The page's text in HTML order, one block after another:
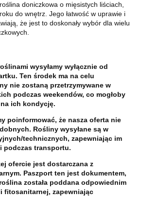
doniczkowa o mięsistych liściach,
do wnętrz. Jego łatwość w uprawie i
że jest to doskonały wybór dla wielu
wysyłamy wyłącznie od
Ten środek ma na celu
nie zostaną przetrzymywane w
podczas weekendów, co mogłoby
ich kondycję.
poinformować, że nasza oferta nie
Rośliny wysyłane są w
technicznych, zapewniając im
podczas transportu.
ofercie jest dostarczana z
Paszport ten jest dokumentem,
została poddana odpowiednim
fitosanitarnej, zapewniając